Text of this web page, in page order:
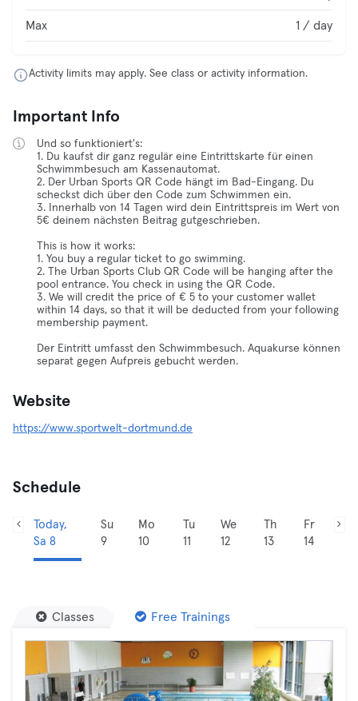
Max 1 / day
Activity limits may apply. See class or activity information.
Important Info
Und so funktioniert's:
1. Du kaufst dir ganz regulär eine Eintrittskarte für einen
Schwimmbesuch am Kassenautomat.
2. Der Urban Sports QR Code hängt im Bad-Eingang. Du
scheckst dich über den Code zum Schwimmen ein.
3. Innerhalb von 14 Tagen wird dein Eintrittspreis im Wert von
5€ deinem nächsten Beitrag gutgeschrieben.
This is how it works:
1. You buy a regular ticket to go swimming.
2. The Urban Sports Club QR Code will be hanging after the
pool entrance. You check in using the QR Code.
3. We will credit the price of € 5 to your customer wallet
within 14 days, so that it will be deducted from your following
membership payment.
Der Eintritt umfasst den Schwimmbesuch. Aquakurse können
separat gegen Aufpreis gebucht werden.
Website
https://www.sportwelt-dortmund.de
Schedule
Today,
Sa 8
Su
9
Mo
10
Tu
11
We
12
Th
13
Fr
14
Classes Free Trainings